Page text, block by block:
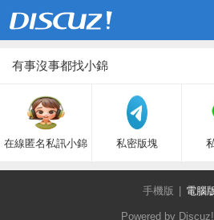
有事沒事都找小錦
在線匿名私訊小錦 私密版塊
手機版 電腦
Powered by Discuz!